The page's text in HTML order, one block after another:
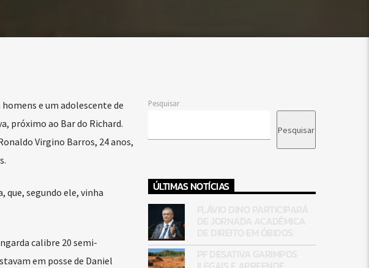
e um adolescente de
próximo ao Bar do Richard.
Virgino Barros, 24 anos,
que, segundo ele, vinha
calibre 20 semi-
em posse de Daniel
Pesquisar
Pesquisar
ÚLTIMAS NOTÍCIAS